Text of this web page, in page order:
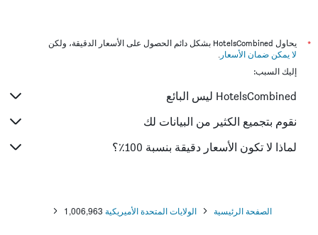
*
يحاول HotelsCombined بشكل دائم الحصول على الأسعار الدقيقة، ولكن
لا يمكن ضمان الأسعار .
إليك السبب:
HotelsCombined ليس البائع
نقوم بتجميع الكثير من البيانات لك
لماذا لا تكون الأسعار دقيقة بنسبة 100٪؟
الصفحة الرئيسية الولايات المتحدة الأميريكية 1,006,963